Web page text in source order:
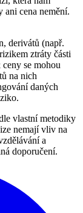
ani cena nemění.
derivátů (např.
ztráty části
se mohou
na nich
daných
vlastní metodiky
nemají vliv na
a
doporučení.